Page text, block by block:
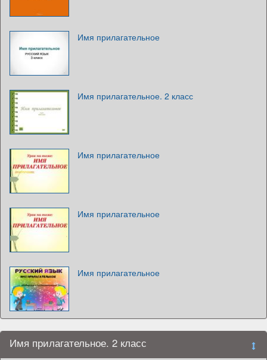
Имя прилагательное
Имя прилагательное. 2 класс
Имя прилагательное
Имя прилагательное
Имя прилагательное
Имя прилагательное. 2 класс